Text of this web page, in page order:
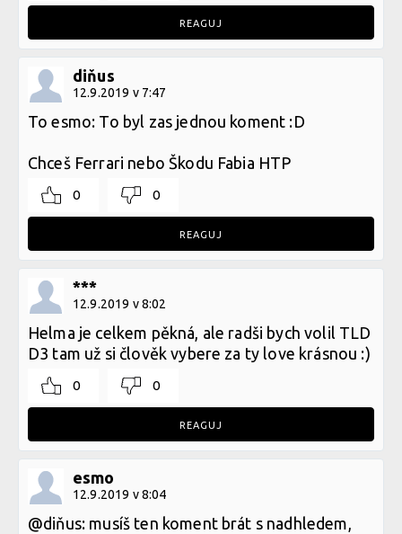
REAGUJ
diňus
12.9.2019 v 7:47
To esmo: To byl zas jednou koment :D
Chceš Ferrari nebo Škodu Fabia HTP
0 0
REAGUJ
***
12.9.2019 v 8:02
Helma je celkem pěkná, ale radši bych volil TLD
D3 tam už si člověk vybere za ty love krásnou :)
0 0
REAGUJ
esmo
12.9.2019 v 8:04
@diňus: musíš ten koment brát s nadhledem,